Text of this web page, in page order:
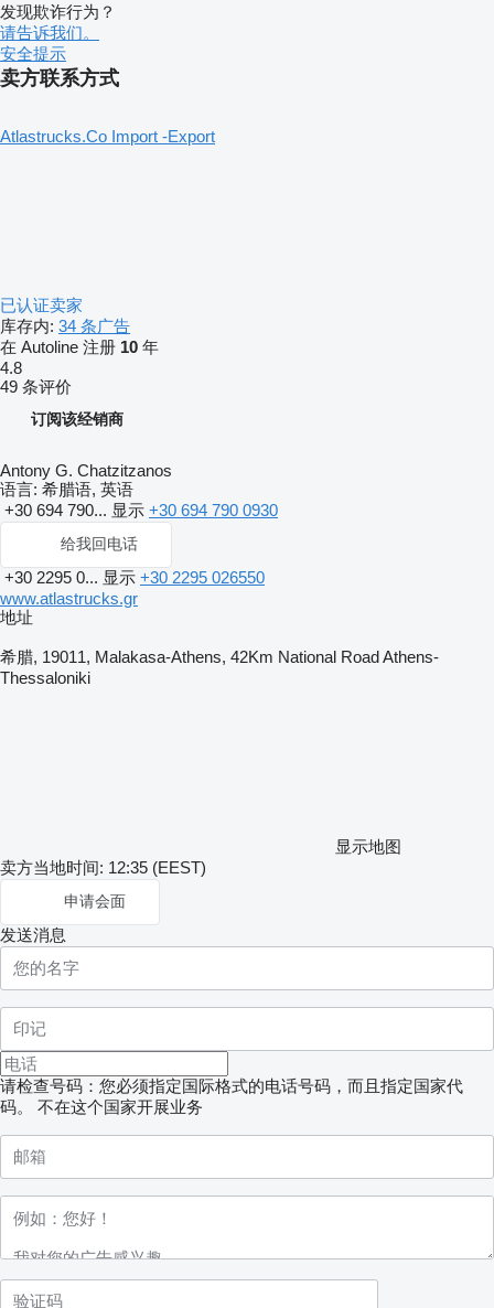
发现欺诈行为？
请告诉我们。
安全提示
卖方联系方式
Atlastrucks.Co Import -Export
已认证卖家
库存内: 34 条广告
在 Autoline 注册 10 年
4.8
49 条评价
订阅该经销商
Antony G. Chatzitzanos
语言: 希腊语, 英语
+30 694 790... 显示 +30 694 790 0930
给我回电话
+30 2295 0... 显示 +30 2295 026550
www.atlastrucks.gr
地址
希腊, 19011, Malakasa-Athens, 42Km National Road Athens-
Thessaloniki
显示地图
卖方当地时间: 12:35 (EEST)
申请会面
发送消息
请检查号码：您必须指定国际格式的电话号码，而且指定国家代
码。
不在这个国家开展业务